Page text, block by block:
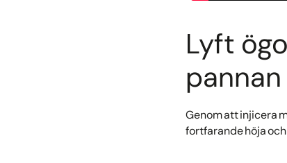
Lyft
pannan
Genom att injicera
fortfarande höja